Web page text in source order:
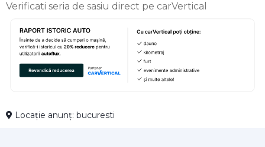
Verificati seria de sasiu direct pe carVertical
Locație anunț: bucuresti